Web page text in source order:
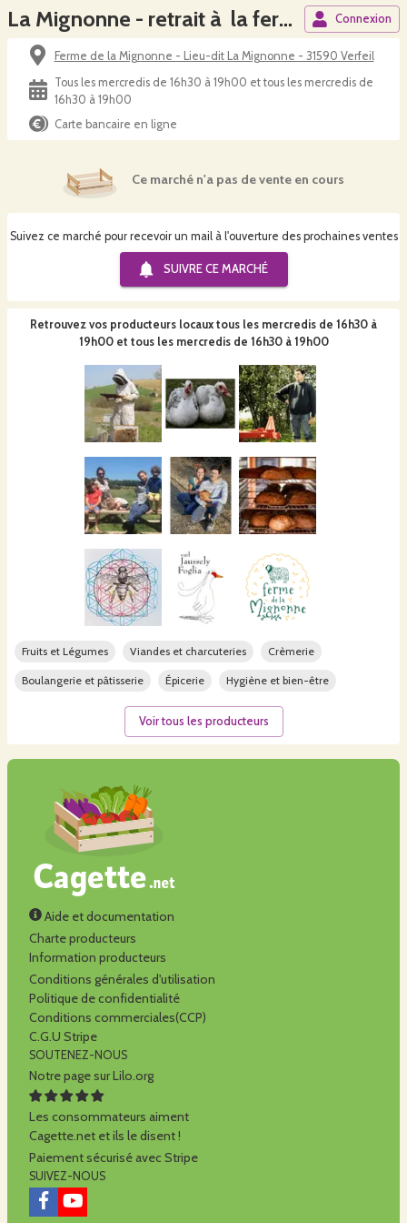
La Mignonne - retrait à la ferme Connexion
Ferme de la Mignonne - Lieu-dit La Mignonne - 31590 Verfeil
Tous les mercredis de 16h30 à 19h00 et tous les mercredis de
16h30 à 19h00
Carte bancaire en ligne
Ce marché n'a pas de vente en cours
Suivez ce marché pour recevoir un mail à l'ouverture des prochaines ventes
SUIVRE CE MARCHÉ
Retrouvez vos producteurs locaux tous les mercredis de 16h30 à
19h00 et tous les mercredis de 16h30 à 19h00
Fruits et Légumes Viandes et charcuteries Crèmerie
Boulangerie et pâtisserie Épicerie Hygiène et bien-être
Voir tous les producteurs
Aide et documentation
Charte producteurs
Information producteurs
Conditions générales d'utilisation
Politique de confidentialité
Conditions commerciales(CCP)
C.G.U Stripe
SOUTENEZ-NOUS
Notre page sur Lilo.org
Les consommateurs aiment
Cagette.net et ils le disent !
Paiement sécurisé avec Stripe
SUIVEZ-NOUS